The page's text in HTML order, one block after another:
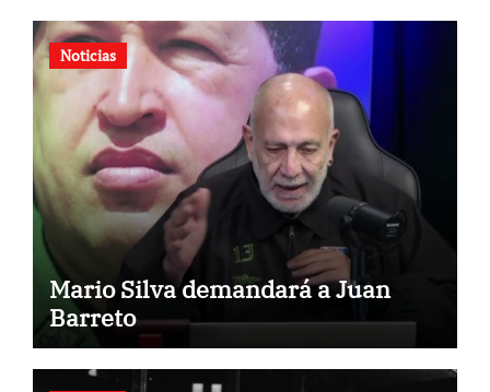
Noticias
Mario Silva demandará a Juan
Barreto